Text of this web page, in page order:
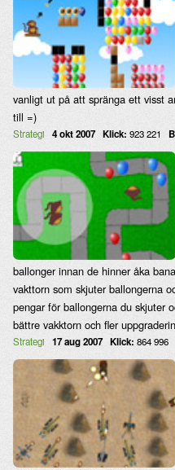
vanligt ut på att spränga ett visst
till =)
Strategi 4 okt 2007 Klick: 923 221
ballonger innan de hinner åka
vakttorn som skjuter ballongerna
pengar för ballongerna du skjuter
bättre vakktorn och fler
Strategi 17 aug 2007 Klick: 864 996